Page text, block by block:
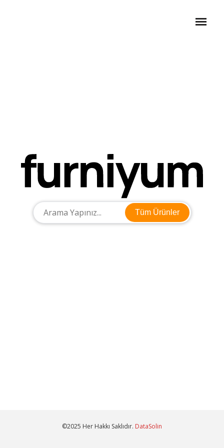
Tüm Ürünler
©2025 Her Hakkı Saklıdır. DataSolin